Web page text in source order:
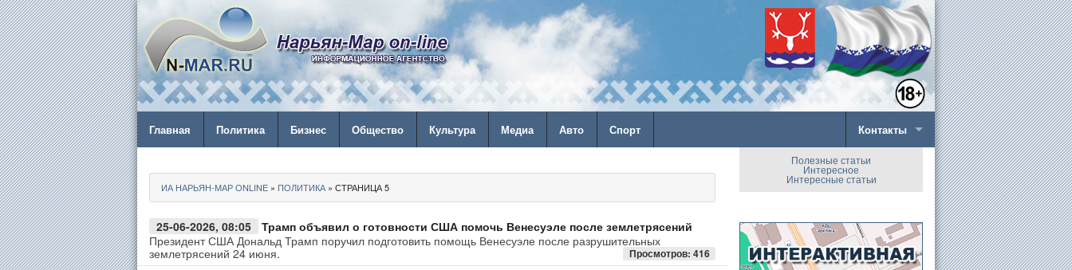
Главная Политика Бизнес Общество Культура Медиа Авто Спорт Контакты
ИА НАРЬЯН-МАР ONLINE » ПОЛИТИКА » СТРАНИЦА 5
25-06-2026, 08:05
Трамп объявил о готовности США помочь Венесуэле после землетрясений
Президент США Дональд Трамп поручил подготовить помощь Венесуэле после разрушительных
землетрясений 24 июня.
Просмотров: 416
Полезные статьи
Интересное
Интересные статьи